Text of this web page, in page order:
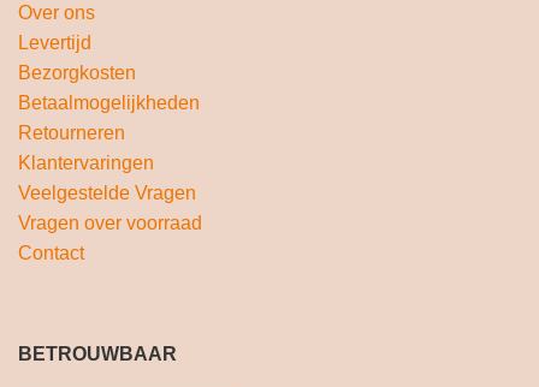
Over ons
Levertijd
Bezorgkosten
Betaalmogelijkheden
Retourneren
Klantervaringen
Veelgestelde Vragen
Vragen over voorraad
Contact
BETROUWBAAR